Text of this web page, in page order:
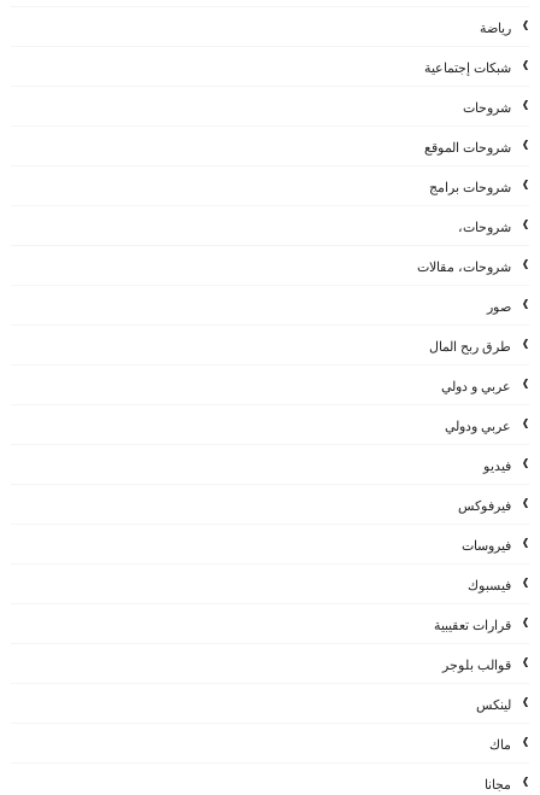
رياضة
شبكات إجتماعية
شروحات
شروحات الموقع
شروحات برامج
شروحات،
شروحات، مقالات
صور
طرق ربح المال
عربي و دولي
عربي ودولي
فيديو
فيرفوكس
فيروسات
فيسبوك
قرارات تعقيبية
قوالب بلوجر
لينكس
ماك
مجانا